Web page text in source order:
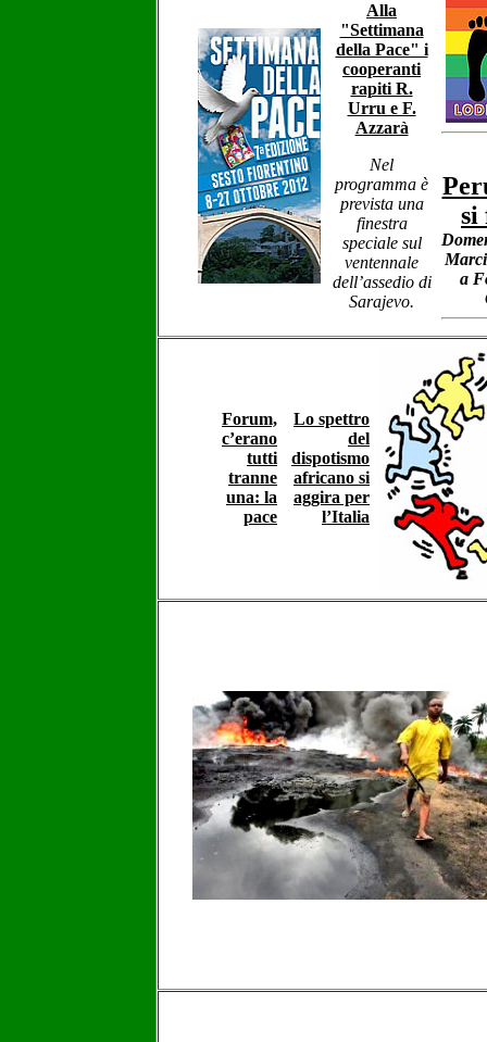
Alla
"Settimana
della Pace" i
cooperanti
rapiti R.
Urru e F.
Azzarà
Nel
programma è
prevista una
finestra
speciale sul
ventennale
dell’assedio di
Sarajevo.
si
a
Forum,
c’erano
tutti
tranne
una: la
pace
Lo spettro
del
dispotismo
africano si
aggira per
l’Italia